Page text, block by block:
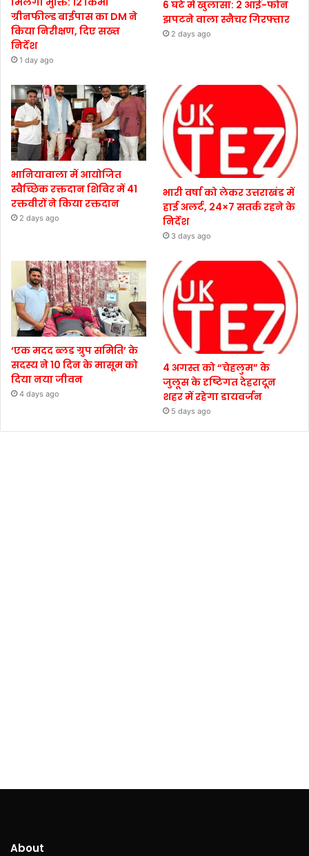
ग्रीनफील्ड बाईपास का DM ने
किया निरीक्षण, दिए सख्त
निर्देश
1 day ago
6 घंटे में खुलासा: 2 आई-फोन
झपटने वाला स्नैचर गिरफ्तार
2 days ago
भानियावाला में आयोजित
स्वैच्छिक रक्तदान शिविर में 41
रक्तवीरों ने किया रक्तदान
2 days ago
भारी वर्षा को लेकर उत्तराखंड में
हाई अलर्ट, 24×7 सतर्क रहने के
निर्देश
3 days ago
‘एक मदद ब्लड ग्रुप समिति’ के
सदस्य ने 10 दिन के मासूम को
दिया नया जीवन
4 days ago
4 अगस्त को “चेहलुम” के
जुलूस के दृष्टिगत देहरादून
शहर में रहेगा डायवर्जन
5 days ago
About